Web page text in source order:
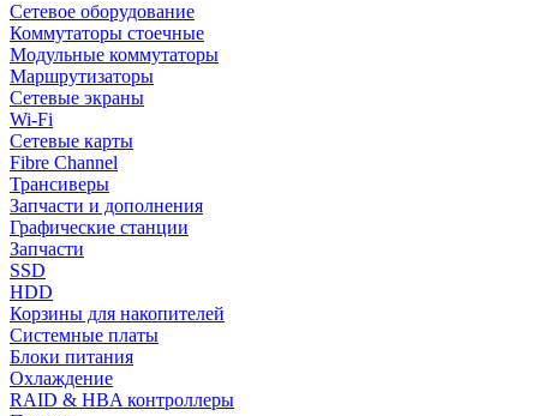
Сетевое оборудование
Коммутаторы стоечные
Модульные коммутаторы
Маршрутизаторы
Сетевые экраны
Wi-Fi
Сетевые карты
Fibre Channel
Трансиверы
Запчасти и дополнения
Графические станции
Запчасти
SSD
HDD
Корзины для накопителей
Системные платы
Блоки питания
Охлаждение
RAID & HBA контроллеры